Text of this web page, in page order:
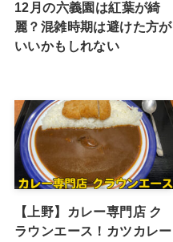
12月の六義園は紅葉が綺
麗？混雑時期は避けた方が
いいかもしれない
【上野】カレー専門店 ク
ラウンエース！カツカレー